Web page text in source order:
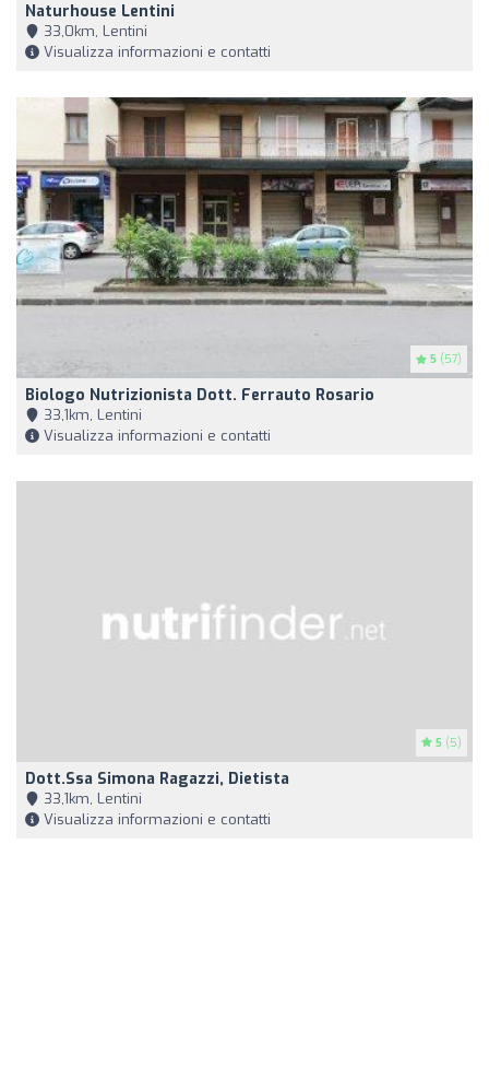
Naturhouse Lentini
33,0km, Lentini
Visualizza informazioni e contatti
5 (57)
Biologo Nutrizionista Dott. Ferrauto Rosario
33,1km, Lentini
Visualizza informazioni e contatti
5 (5)
Dott.ssa Simona Ragazzi, Dietista
33,1km, Lentini
Visualizza informazioni e contatti